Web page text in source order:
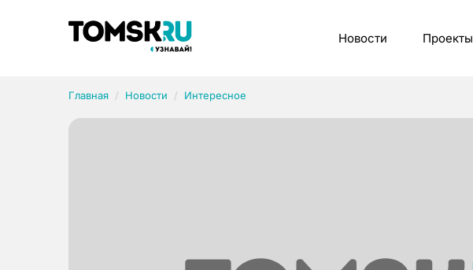
Новости Проекты
Главная Новости Интересное
Рубрики